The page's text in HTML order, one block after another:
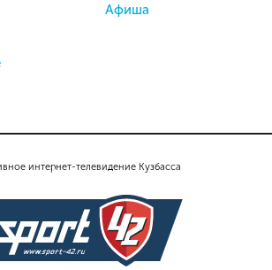
интернет-телевидение Кузбасса
Афиша